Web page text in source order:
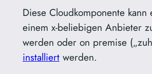
Diese Cloudkomponente
einem x-beliebigen Anbieter
werden oder on premise
installiertwerden.